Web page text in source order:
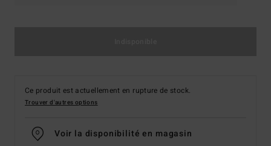
Ce produit est actuellement en rupture de stock.
Trouver d'autres options
Voir la disponibilité en magasin